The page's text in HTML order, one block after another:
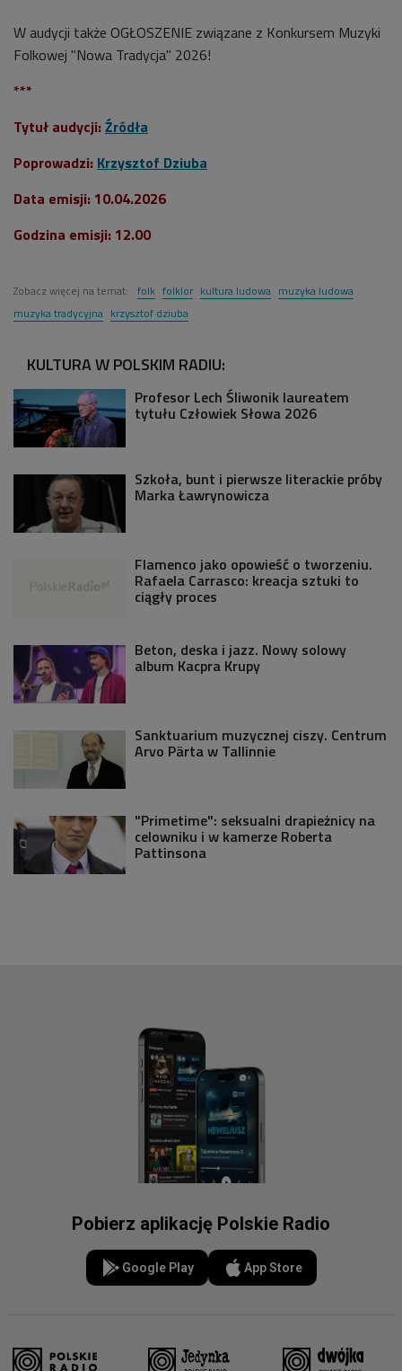
W audycji także OGŁOSZENIE związane z Konkursem Muzyki
Folkowej "Nowa Tradycja" 2026!
***
Tytuł audycji: Źródła
Poprowadzi: Krzysztof Dziuba
Data emisji: 10.04.2026
Godzina emisji: 12.00
Zobacz więcej na temat: folk folklor kultura ludowa muzyka ludowa
muzyka tradycyjna krzysztof dziuba
KULTURA W POLSKIM RADIU:
Profesor Lech Śliwonik laureatem
tytułu Człowiek Słowa 2026
Szkoła, bunt i pierwsze literackie próby
Marka Ławrynowicza
Flamenco jako opowieść o tworzeniu.
Rafaela Carrasco: kreacja sztuki to
ciągły proces
Beton, deska i jazz. Nowy solowy
album Kacpra Krupy
Sanktuarium muzycznej ciszy. Centrum
Arvo Pärta w Tallinnie
"Primetime": seksualni drapieżnicy na
celowniku i w kamerze Roberta
Pattinsona
Pobierz aplikację Polskie Radio
Google Play App Store